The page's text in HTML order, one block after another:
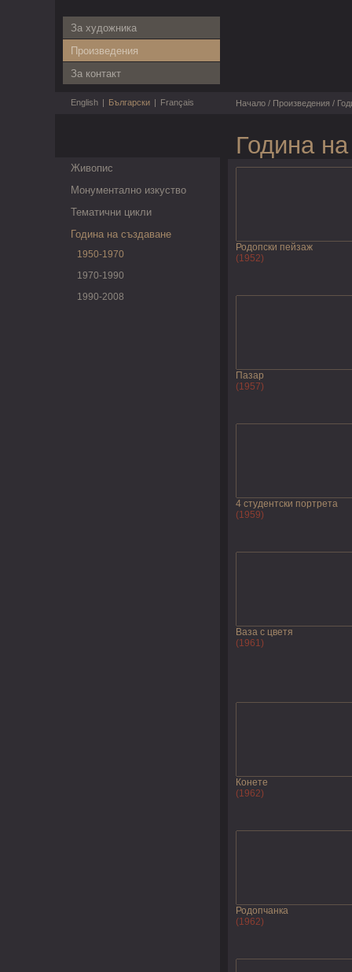
За художника
Произведения
За контакт
English | Български | Français Начало / Произведения /
Живопис
Монументално изкуство
Тематични цикли
Година на създаване
1950-1970
1970-1990
1990-2008
Година
Родопски пейзаж
(1952)
Пазар
(1957)
4 студентски портрета
(1959)
Ваза с цветя
(1961)
Конете
(1962)
Родопчанка
(1962)